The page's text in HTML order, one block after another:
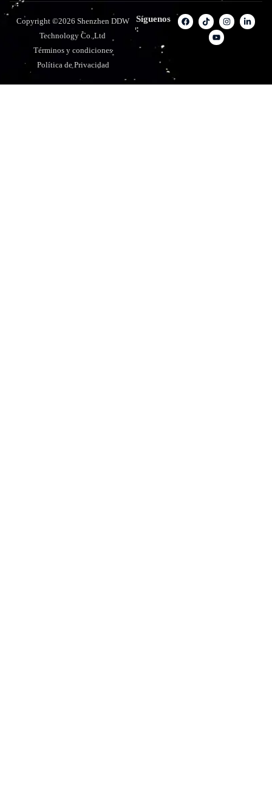
Copyright ©2026 Shenzhen DDW
Technology Co.,Ltd
Términos y condiciones
Política de Privacidad
Síguenos
: